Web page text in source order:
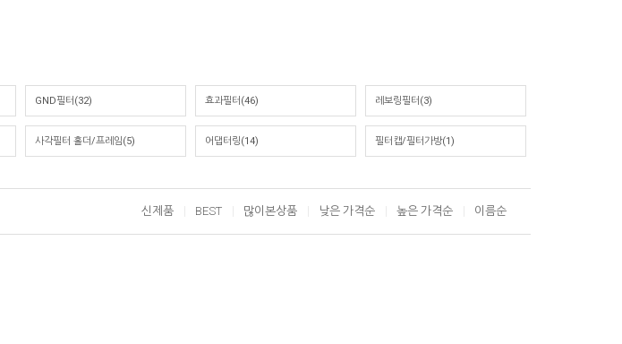
GND필터(32) 효과필터(46) 레보링필터(3)
사각필터 홀더/프레임(5) 어댑터링(14) 필터캡/필터가방(1)
신제품 BEST 많이본상품 낮은 가격순 높은 가격순 이름순